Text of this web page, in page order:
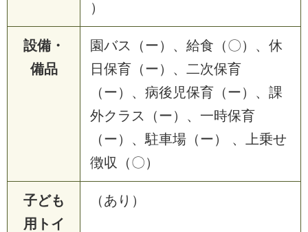
）
設備・
備品
園バス（ー）、給食（〇）、休
日保育（ー）、二次保育
（ー）、病後児保育（ー）、課
外クラス（ー）、一時保育
（ー）、駐車場（ー） 、上乗せ
徴収（〇）
子ども
用トイ
（あり）